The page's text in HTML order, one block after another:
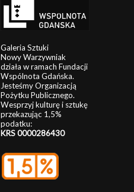
Galeria Sztuki
Nowy Warzywniak
działa w ramach Fundacji
Wspólnota Gdańska.
Jesteśmy Organizacją
Pożytku Publicznego.
Wesprzyj kulturę i sztukę
przekazując 1,5%
podatku:
KRS 0000286430